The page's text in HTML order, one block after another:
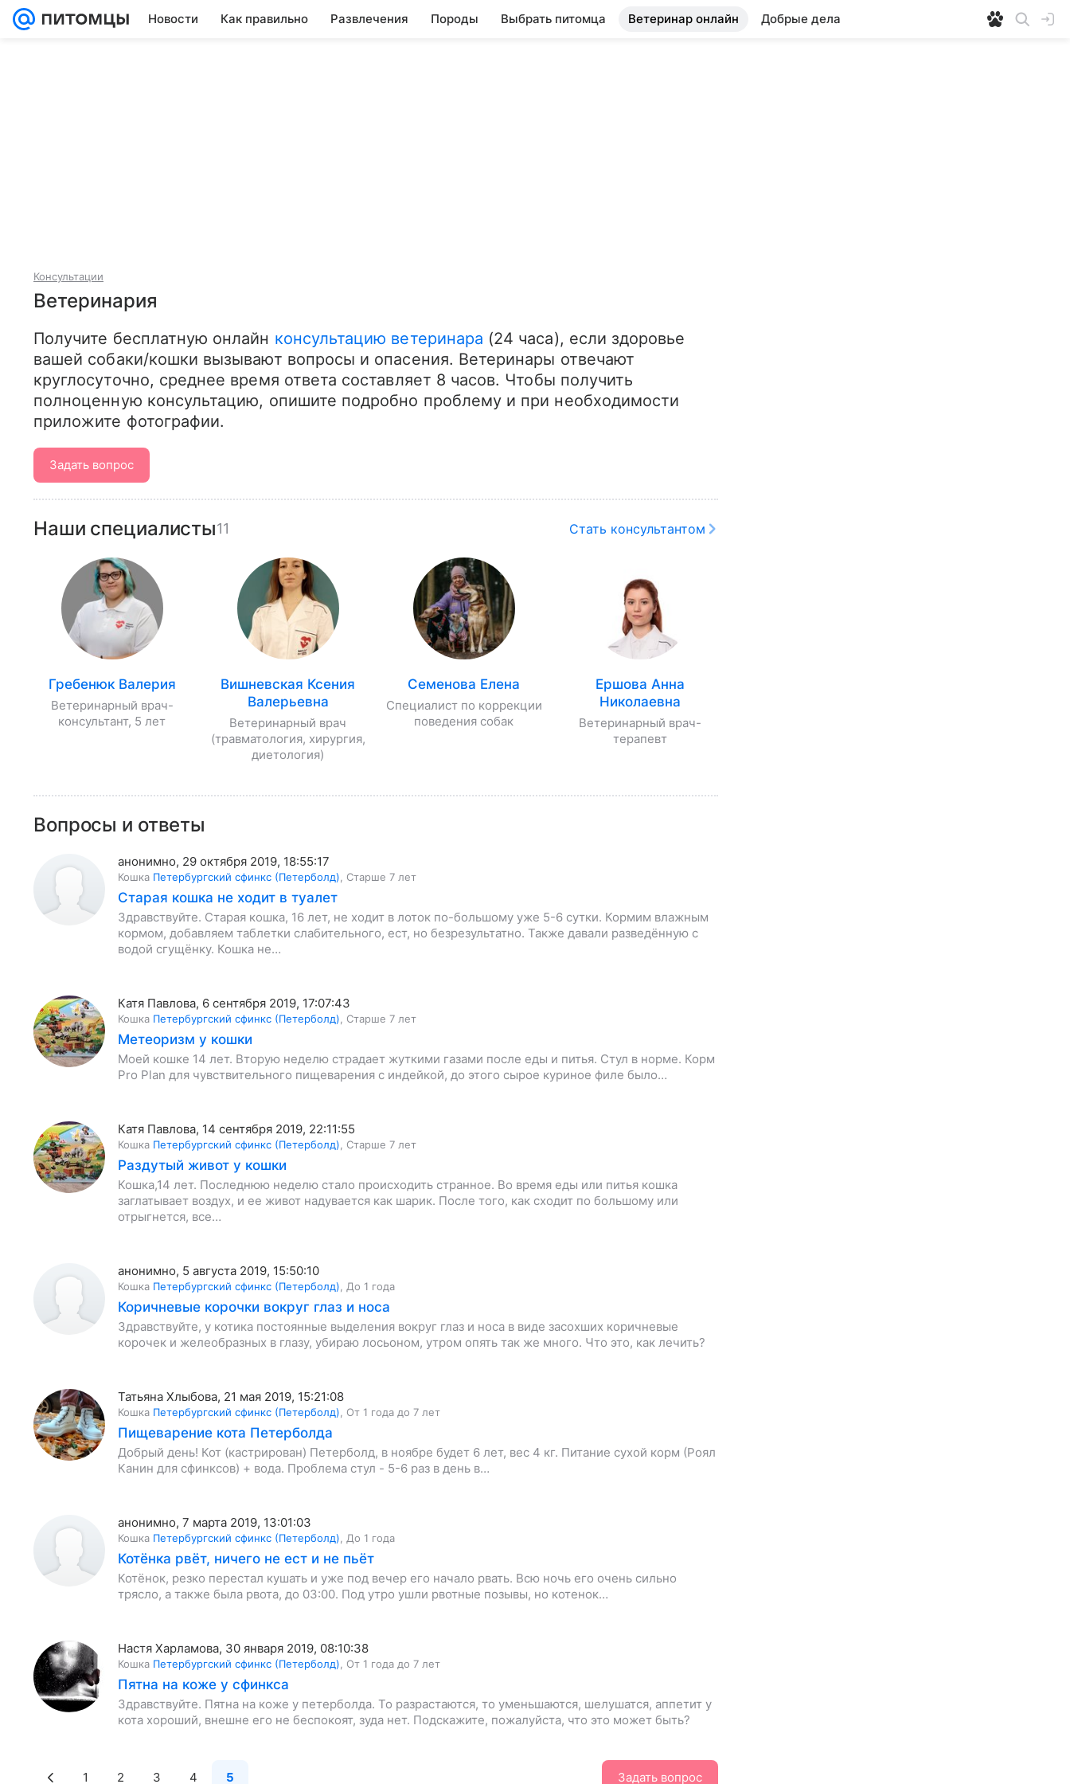
Новости Как правильно Развлечения Породы Выбрать питомца Ветеринар онлайн Добрые дела
Консультации
Ветеринария
Получите бесплатную онлайн консультацию ветеринара (24 часа), если здоровье
вашей собаки/кошки вызывают вопросы и опасения. Ветеринары отвечают
круглосуточно, среднее время ответа составляет 8 часов. Чтобы получить
полноценную консультацию, опишите подробно проблему и при необходимости
приложите фотографии.
Задать вопрос
Наши специалисты11 Стать консультантом
Гребенюк Валерия
Ветеринарный врач-
консультант, 5 лет
Вишневская Ксения
Валерьевна
Ветеринарный врач
(травматология, хирургия,
диетология)
Семенова Елена
Специалист по коррекции
поведения собак
Ершова Анна
Николаевна
Ветеринарный врач-
терапевт
Вопросы и ответы
анонимно, 29 октября 2019, 18:55:17
Кошка Петербургский сфинкс (Петерболд) Старше 7 лет
Старая кошка не ходит в туалет
Здравствуйте. Старая кошка, 16 лет, не ходит в лоток по-большому уже 5-6 сутки. Кормим влажным
кормом, добавляем таблетки слабительного, ест, но безрезультатно. Также давали разведённую с
водой сгущёнку. Кошка не…
Катя Павлова, 6 сентября 2019, 17:07:43
Кошка Петербургский сфинкс (Петерболд) Старше 7 лет
Метеоризм у кошки
Моей кошке 14 лет. Вторую неделю страдает жуткими газами после еды и питья. Стул в норме. Корм
Pro Plan для чувствительного пищеварения с индейкой, до этого сырое куриное филе было…
Катя Павлова, 14 сентября 2019, 22:11:55
Кошка Петербургский сфинкс (Петерболд) Старше 7 лет
Раздутый живот у кошки
Кошка,14 лет. Последнюю неделю стало происходить странное. Во время еды или питья кошка
заглатывает воздух, и ее живот надувается как шарик. После того, как сходит по большому или
отрыгнется, все…
анонимно, 5 августа 2019, 15:50:10
Кошка Петербургский сфинкс (Петерболд) До 1 года
Коричневые корочки вокруг глаз и носа
Здравствуйте, у котика постоянные выделения вокруг глаз и носа в виде засохших коричневые
корочек и желеобразных в глазу, убираю лосьоном, утром опять так же много. Что это, как лечить?
Татьяна Хлыбова, 21 мая 2019, 15:21:08
Кошка Петербургский сфинкс (Петерболд) От 1 года до 7 лет
Пищеварение кота Петерболда
Добрый день! Кот (кастрирован) Петерболд, в ноябре будет 6 лет, вес 4 кг. Питание сухой корм (Роял
Канин для сфинксов) + вода. Проблема стул - 5-6 раз в день в…
анонимно, 7 марта 2019, 13:01:03
Кошка Петербургский сфинкс (Петерболд) До 1 года
Котёнка рвёт, ничего не ест и не пьёт
Котёнок, резко перестал кушать и уже под вечер его начало рвать. Всю ночь его очень сильно
трясло, а также была рвота, до 03:00. Под утро ушли рвотные позывы, но котенок…
Настя Харламова, 30 января 2019, 08:10:38
Кошка Петербургский сфинкс (Петерболд) От 1 года до 7 лет
Пятна на коже у сфинкса
Здравствуйте. Пятна на коже у петерболда. То разрастаются, то уменьшаются, шелушатся, аппетит у
кота хороший, внешне его не беспокоят, зуда нет. Подскажите, пожалуйста, что это может быть?
1 2 3 4 5 Задать вопрос